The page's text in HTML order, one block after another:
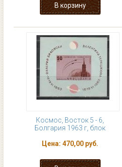
Космос, Восток 5 - 6,
Болгария 1963 г, блок
Цена: 470,00 руб.